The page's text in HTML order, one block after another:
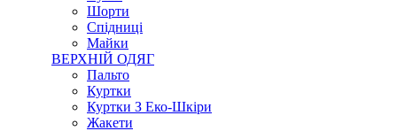
Шорти
Спідниці
Майки
ВЕРХНІЙ ОДЯГ
Пальто
Куртки
Куртки З Еко-Шкіри
Жакети